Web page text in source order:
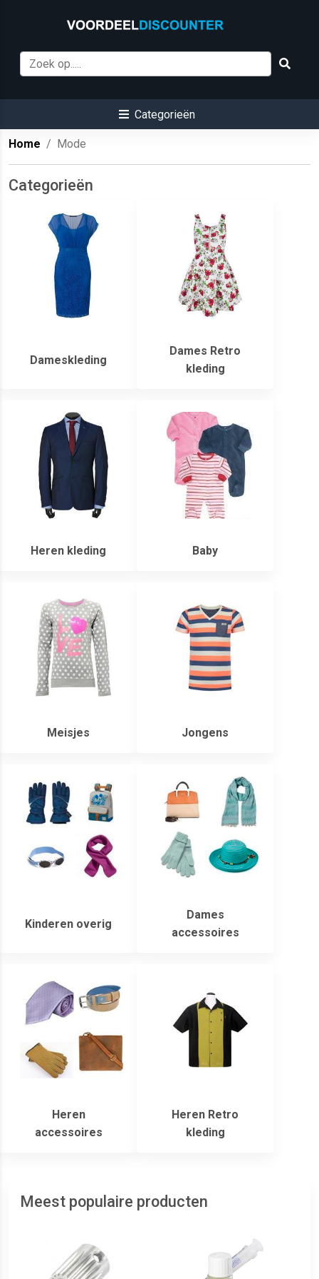
Categorieën
Home Mode
Categorieën
Dameskleding
Dames Retro
kleding
Heren kleding Baby
Meisjes Jongens
Kinderen overig
Dames
accessoires
Heren
accessoires
Heren Retro
kleding
Meest populaire producten